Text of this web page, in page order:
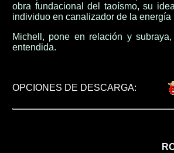
obra fundacional del taoísmo, su
individuo en canalizador de la energía
Michell, pone en relación y
entendida.
OPCIONES DE DESCARGA: